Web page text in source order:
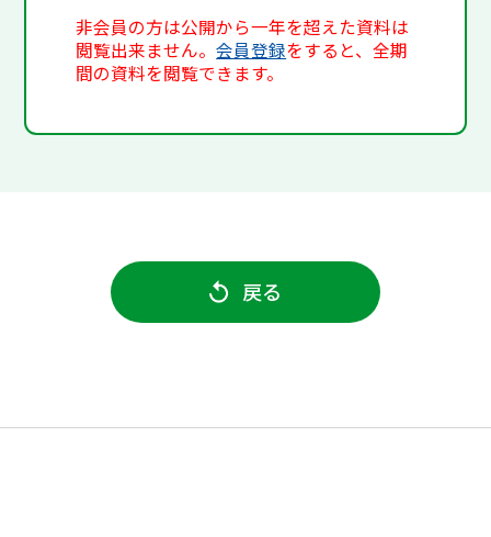
非会員の方は公開から一年を超えた資料は
閲覧出来ません。会員登録をすると、全期
間の資料を閲覧できます。
戻る